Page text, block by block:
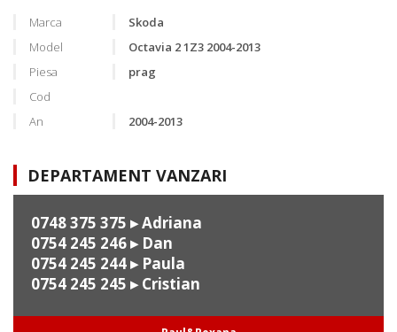
Marca
Skoda
Model
Octavia 2 1Z3 2004-2013
Piesa
prag
Cod
An
2004-2013
DEPARTAMENT VANZARI
0748 375 375 ▸ Adriana
0754 245 246▸ Dan
0754 245 244▸ Paula
0754 245 245 ▸ Cristian